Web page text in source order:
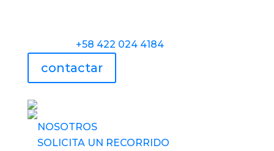
+58 422 024 4184
contactar
NOSOTROS
SOLICITA UN RECORRIDO